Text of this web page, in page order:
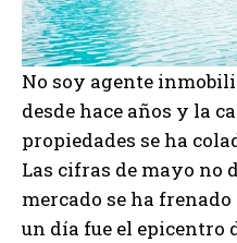
No soy agente
desde hace años y la
propiedades se ha
Las cifras de mayo no
mercado se ha
un día fue el epicentro